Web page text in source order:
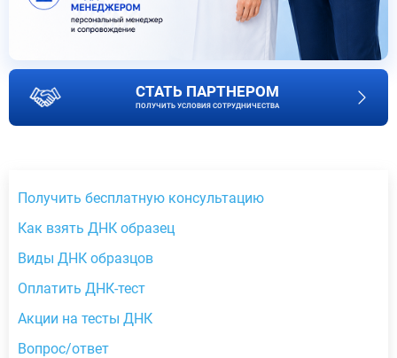
СТАТЬ ПАРТНЕРОМ
ПОЛУЧИТЬ УСЛОВИЯ СОТРУДНИЧЕСТВА
Получить бесплатную консультацию
Как взять ДНК образец
Виды ДНК образцов
Оплатить ДНК-тест
Акции на тесты ДНК
Вопрос/ответ